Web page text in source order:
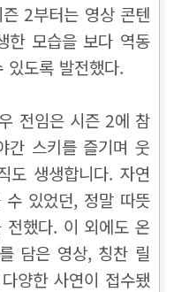
2부터는 영상 콘텐
한 모습을 보다 역동
있도록 발전했다.
전임은 시즌 2에 참
간 스키를 즐기며 웃
도 생생합니다. 자연
수 있었던, 정말 따뜻
전했다. 이 외에도 온
담은 영상, 칭찬 릴
양한 사연이 접수됐